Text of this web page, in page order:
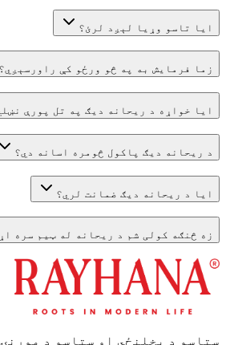
ایا تاسو وړیا لېږد لرئ؟
زما فرمایش به په څو ورځو کې راورسېږي؟
ایا خواړه د ریحانه دیګ په تل پورې
د ریحانه دیګ پاکول څومره اسانه دي؟
ایا د ریحانه دیګ ضمانت لري؟
زه څنګه کولی شم د ریحانه له ټیم سره
ستاسو د پخلنځي او ستاسو د